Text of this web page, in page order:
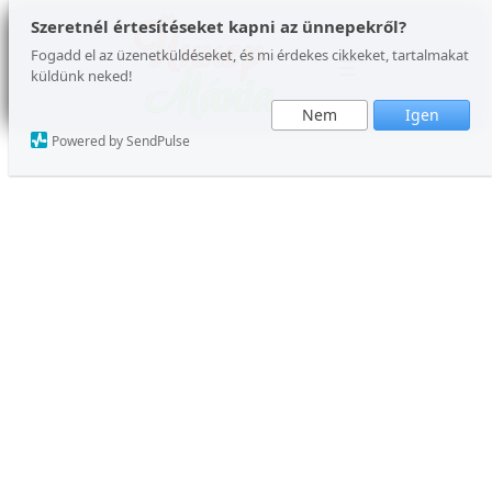
Szeretnél értesítéseket kapni az ünnepekről?
Fogadd el az üzenetküldéseket, és mi érdekes cikkeket, tartalmakat
küldünk neked!
Nem Igen
Powered by SendPulse
Ugrás
tartalomhoz